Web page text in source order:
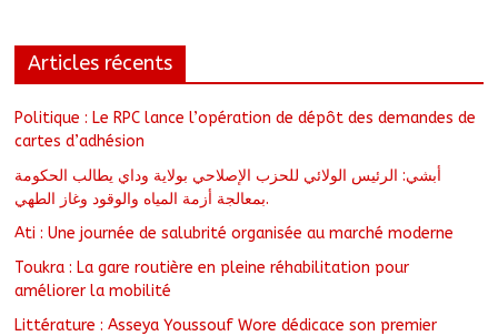
Articles récents
Politique : Le RPC lance l’opération de dépôt des demandes de
cartes d’adhésion
أبشي: الرئيس الولائي للحزب الإصلاحي بولاية وداي يطالب الحكومة
بمعالجة أزمة المياه والوقود وغاز الطهي.
Ati : Une journée de salubrité organisée au marché moderne
Toukra : La gare routière en pleine réhabilitation pour
améliorer la mobilité
Littérature : Asseya Youssouf Wore dédicace son premier